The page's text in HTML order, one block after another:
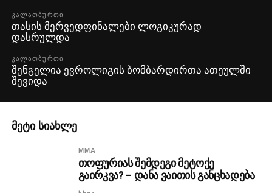
ᲙᲐᲚᲐᲗᲑᲣᲠᲗᲘ
თასის მერვედფინალები ლოგიკურად
დასრულდა
ᲙᲐᲚᲐᲗᲑᲣᲠᲗᲘ
შენგელია ევროლიგის ბომბარდირთა ათეულში
შევიდა
ᲛᲔᲢᲘ ᲡᲘᲐᲮᲚᲔ
MMA
თოფურიას შემდეგი მეტოქე
გაირკვა? – დანა ვაითის განცხადება